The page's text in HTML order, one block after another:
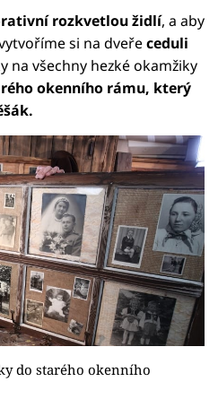
rozkvetlou židlí, a aby
si na dveřeceduli
na všechny hezké okamžiky
okenního rámu, který
do starého okenního